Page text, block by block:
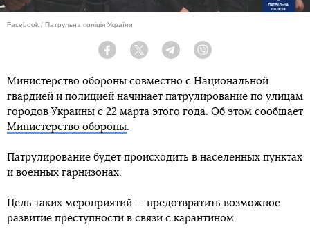
Facebook / Патрульна поліція України
Facebook Twitter Telegram
Министерство обороны совместно с Национальной
гвардией и полицией начинает патрулирование по улицам
городов Украины с 22 марта этого года. Об этом сообщает
Министерство обороны.
Патрулирование будет происходить в населенных пунктах
и военных гарнизонах.
Цель таких мероприятий — предотвратить возможное
развитие преступности в связи с карантином.